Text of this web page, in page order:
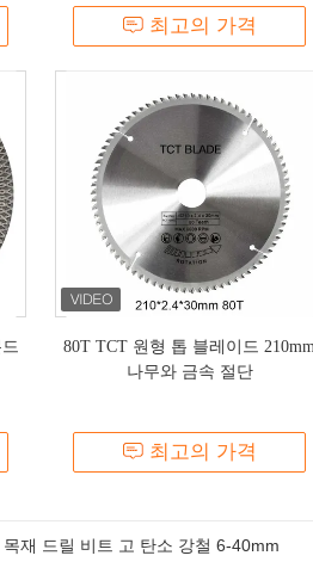
최고의 가격
80T TCT 원형 톱 블레이드
나무와 금속 절단
최고의 가격
목재 드릴 비트 고 탄소 강철 6-40mm
스 칸크 나무 드릴 비트